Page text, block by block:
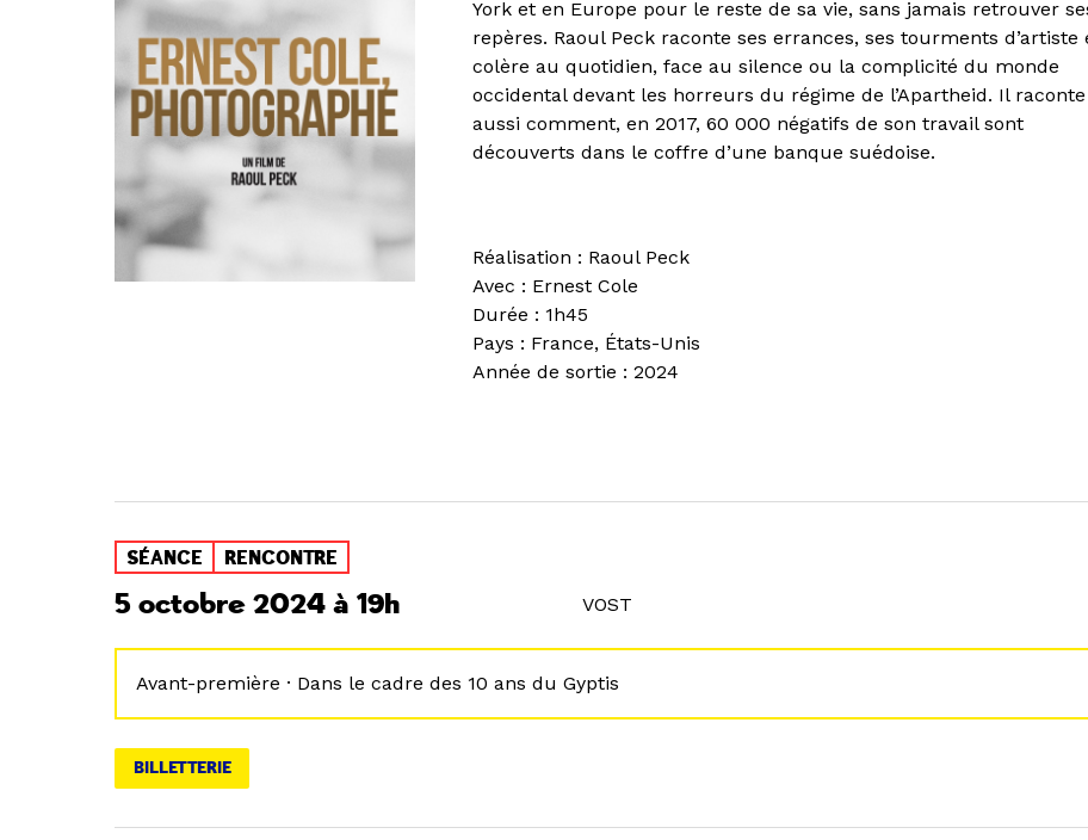
York et en Europe pour le reste de sa vie, sans jamais retrouver
repères. Raoul Peck raconte ses errances, ses tourments d’artiste
colère au quotidien, face au silence ou la complicité du monde
occidental devant les horreurs du régime de l’Apartheid. Il raconte
aussi comment, en 2017, 60 000 négatifs de son travail sont
découverts dans le coffre d’une banque suédoise.
Réalisation : Raoul Peck
Avec : Ernest Cole
Durée : 1h45
Pays : France, États-Unis
Année de sortie : 2024
SÉANCE RENCONTRE
5 octobre 2024 à 19h VOST
Avant-première · Dans le cadre des 10 ans du Gyptis
BILLETTERIE